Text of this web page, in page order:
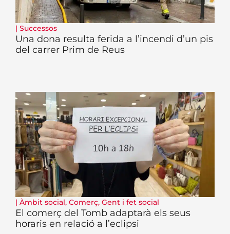
| Successos
Una dona resulta ferida a l’incendi d’un pis
del carrer Prim de Reus
| Àmbit social, Comerç, Gent i fet social
El comerç del Tomb adaptarà els seus
horaris en relació a l’eclipsi